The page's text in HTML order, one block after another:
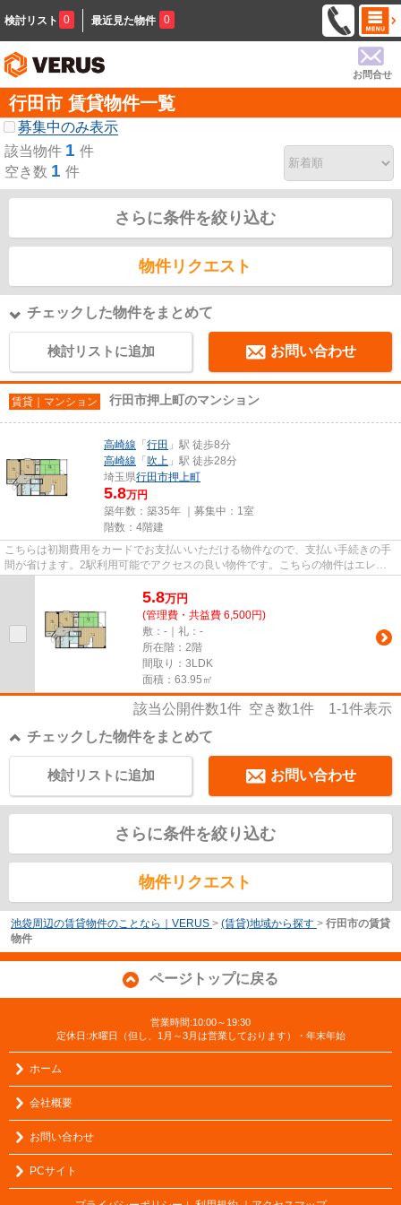
検討リスト 0 最近見た物件 0
お問合せ
行田市 賃貸物件一覧
募集中のみ表示
該当物件 1 件
空き数 1 件
さらに条件を絞り込む
物件リクエスト
チェックした物件をまとめて
検討リストに追加 お問い合わせ
賃貸｜マンション 行田市押上町のマンション
高崎線 「 行田 」駅 徒歩8分
高崎線 「 吹上 」駅 徒歩28分
埼玉県行田市押上町
5.8万円
築年数：築35年 ｜募集中： 1室
階数：4階建
こちらは初期費用をカードでお支払いいただける物件なので、支払い手続きの手
間が省けます。2駅利用可能でアクセスの良い物件です。こちらの物件はエレベ
5.8万円
(管理費・共益費 6,500円)
敷：-｜礼：-
所在階：2階
間取り：3LDK
面積：63.95㎡
該当公開件数1件 空き数1件 1-1件表示
チェックした物件をまとめて
お問い合わせ
検討リストに追加
さらに条件を絞り込む
物件リクエスト
池袋周辺の賃貸物件のことなら｜VERUS > (賃貸)地域から探す > 行田市の賃貸
物件
ページトップに戻る
営業時間:10:00～19:30
定休日:水曜日（但し、1月～3月は営業しております）・年末年始
ホーム
会社概要
お問い合わせ
PCサイト